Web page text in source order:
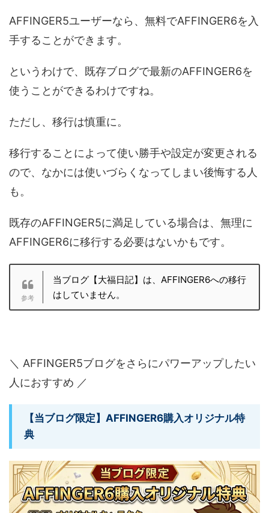
AFFINGER5ユーザーなら、無料でAFFINGER6を入
手することができます。
というわけで、既存ブログで最新のAFFINGER6を
使うことができるわけですね。
ただし、移行は慎重に。
移行することによって使い勝手や設定が変更される
ので、なかには使いづらくなってしまい後悔する人
も。
既存のAFFINGER5に満足している場合は、無理に
AFFINGER6に移行する必要はないかもです。
当ブログ【大福日記】は、AFFINGER6への移行
はしていません。
＼ AFFINGER5ブログをさらにパワーアップしたい
人におすすめ ／
【当ブログ限定】AFFINGER6購入オリジナル特
典